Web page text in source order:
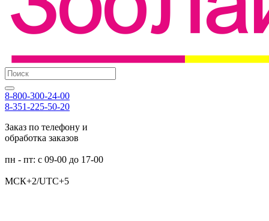
8-800-300-24-00
8-351-225-50-20
Заказ по телефону и
обработка заказов
пн - пт: с 09-00 до 17-00
МСК+2/UTC+5